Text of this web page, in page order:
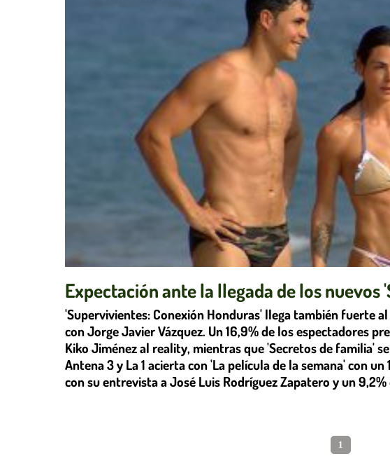
Expectación ante la llegada de los nuevos
'Supervivientes: Conexión Honduras' llega también fuerte
con Jorge Javier Vázquez. Un 16,9% de los espectadores
Kiko Jiménez al reality, mientras que 'Secretos de familia'
Antena 3 y La 1 acierta con 'La película de la semana' con
con su entrevista a José Luis Rodríguez Zapatero y un 9,2%
1